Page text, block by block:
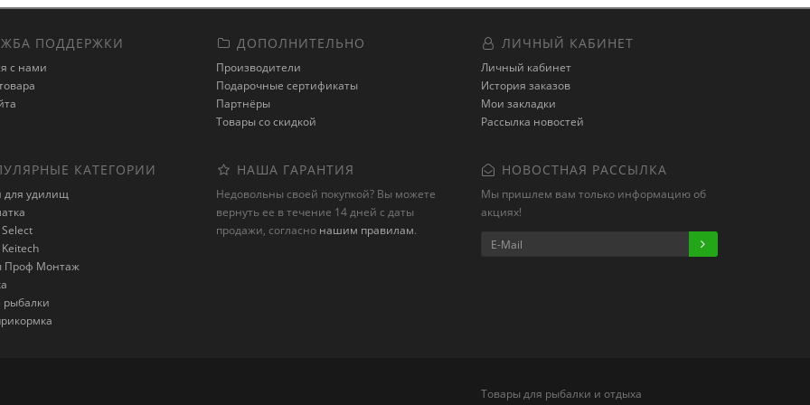
ПОДДЕРЖКИ
с нами
ДОПОЛНИТЕЛЬНО
Производители
Подарочные сертификаты
Партнёры
Товары со скидкой
ЛИЧНЫЙ КАБИНЕТ
Личный кабинет
История заказов
Мои закладки
Рассылка новостей
КАТЕГОРИИ
для удилищ
Проф Монтаж
рыбалки
НАША ГАРАНТИЯ
Недовольны своей покупкой? Вы можете
вернуть ее в течение 14 дней с даты
продажи, согласно нашим правилам.
НОВОСТНАЯ РАССЫЛКА
Мы пришлем вам только информацию об
акциях!
Товары для рыбалки и отдыха